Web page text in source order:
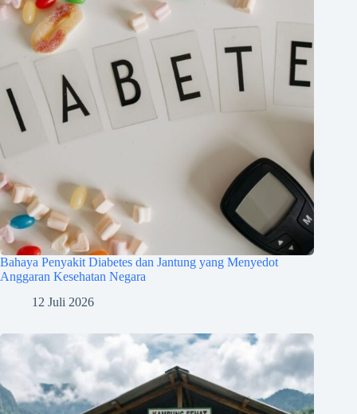
Bahaya Penyakit Diabetes dan Jantung yang Menyedot
Anggaran Kesehatan Negara
12 Juli 2026